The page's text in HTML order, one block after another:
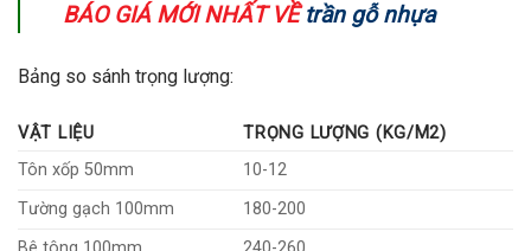
BÁO GIÁ MỚI NHẤT VỀtrần gỗ nhựa
Bảng so sánh trọng lượng:
VẬT LIỆU
TRỌNG LƯỢNG (KG/M2)
Tôn xốp 50mm
10-12
Tường gạch 100mm
180-200